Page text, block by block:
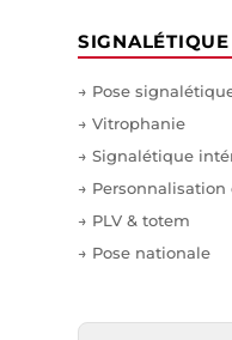
→ Pose
→ Vitrophanie
→ Signalétique
→ Personnalisation
→ PLV & totem
→ Pose nationale